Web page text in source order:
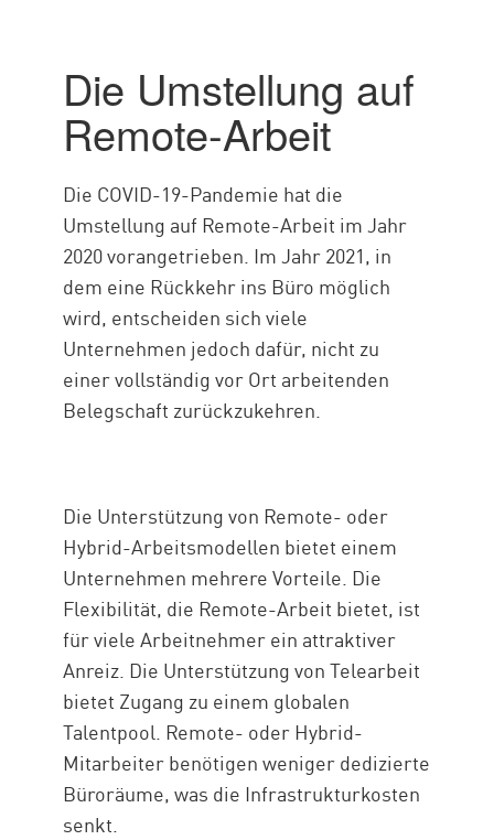
Die Umstellung auf
Remote-Arbeit
Die COVID-19-Pandemie hat die
Umstellung auf Remote-Arbeit im Jahr
2020 vorangetrieben. Im Jahr 2021, in
dem eine Rückkehr ins Büro möglich
wird, entscheiden sich viele
Unternehmen jedoch dafür, nicht zu
einer vollständig vor Ort arbeitenden
Belegschaft zurückzukehren.
Die Unterstützung von Remote- oder
Hybrid-Arbeitsmodellen bietet einem
Unternehmen mehrere Vorteile. Die
Flexibilität, die Remote-Arbeit bietet, ist
für viele Arbeitnehmer ein attraktiver
Anreiz. Die Unterstützung von Telearbeit
bietet Zugang zu einem globalen
Talentpool. Remote- oder Hybrid-
Mitarbeiter benötigen weniger dedizierte
Büroräume, was die Infrastrukturkosten
senkt.